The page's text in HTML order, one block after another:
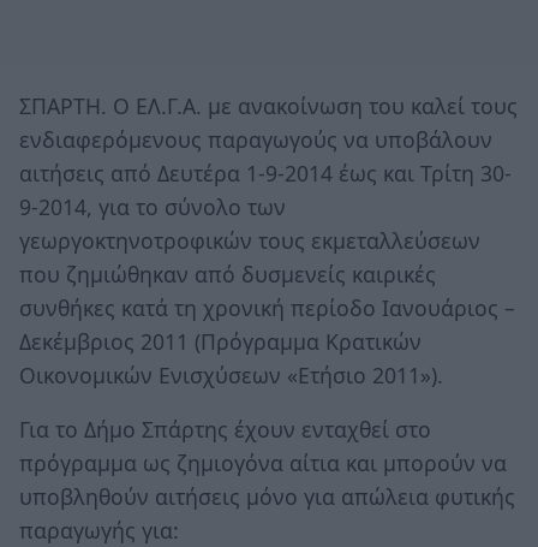
ΣΠΑΡΤΗ. Ο ΕΛ.Γ.Α. με ανακοίνωση του καλεί τους
ενδιαφερόμενους παραγωγούς να υποβάλουν
αιτήσεις από Δευτέρα 1-9-2014 έως και Τρίτη 30-
9-2014, για το σύνολο των
γεωργοκτηνοτροφικών τους εκμεταλλεύσεων
που ζημιώθηκαν από δυσμενείς καιρικές
συνθήκες κατά τη χρονική περίοδο Ιανουάριος –
Δεκέμβριος 2011 (Πρόγραμμα Κρατικών
Οικονομικών Ενισχύσεων «Ετήσιο 2011»).
Για το Δήμο Σπάρτης έχουν ενταχθεί στο
πρόγραμμα ως ζημιογόνα αίτια και μπορούν να
υποβληθούν αιτήσεις μόνο για απώλεια φυτικής
παραγωγής για: